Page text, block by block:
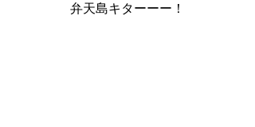
弁天島キターーー！